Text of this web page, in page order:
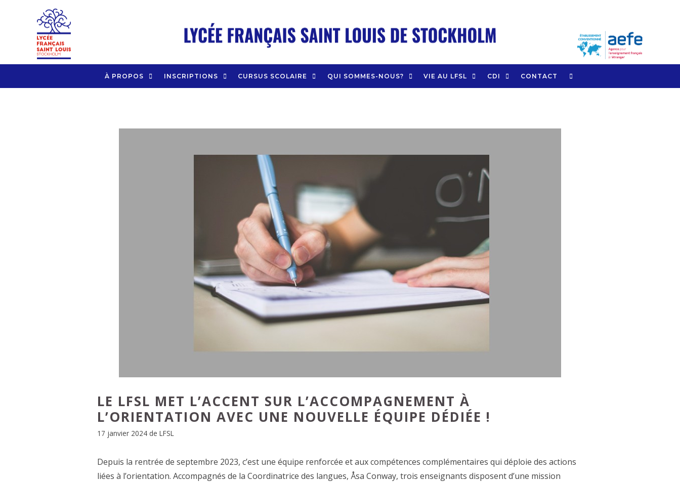
À PROPOS INSCRIPTIONS CURSUS SCOLAIRE QUI SOMMES-NOUS? VIE AU LFSL CDI CONTACT
LE LFSL MET L’ACCENT SUR L’ACCOMPAGNEMENT À
L’ORIENTATION AVEC UNE NOUVELLE ÉQUIPE DÉDIÉE !
17 janvier 2024 de LFSL
Depuis la rentrée de septembre 2023, c’est une équipe renforcée et aux compétences complémentaires qui déploie des actions
liées à l’orientation. Accompagnés de la Coordinatrice des langues, Åsa Conway, trois enseignants disposent d’une mission